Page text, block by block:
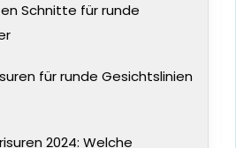
Schnitte für runde
für runde Gesichtslinien
2024: Welche